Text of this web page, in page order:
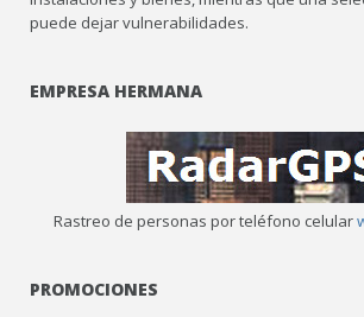
puede dejar vulnerabilidades.
EMPRESA HERMANA
Rastreo de personas por teléfono celular
PROMOCIONES